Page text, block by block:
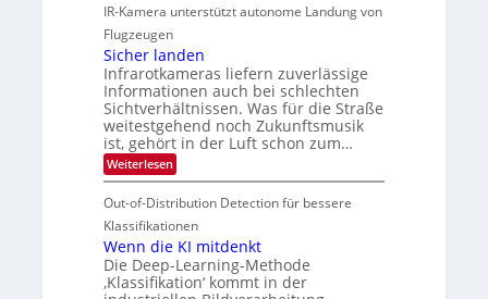
M
e
m
s
u
n
d
M
a
n
t
i
S
p
l
i
c
h
k
e
i
t
e
n
d
e
r
i
n
V
I
S
I
O
N
T
e
c
u
i
d
e
d
T
o
u
r
e
u
f
IR-Kamera unterstützt autonome Landung von
Flugzeugen
Sicher landen
Infrarotkameras liefern zuverlässige
Informationen auch bei schlechten
Sichtverhältnissen. Was für die Straße
weitestgehend noch Zukunftsmusik
ist, gehört in der Luft schon zum…
Weiterlesen:
S
c
h
r
l
a
Out-of-Distribution Detection für bessere
Klassifikationen
Wenn die KI mitdenkt
Die Deep-Learning-Methode
‚Klassifikation‘ kommt in der